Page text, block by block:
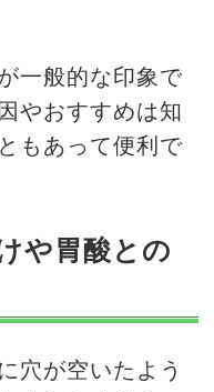
一般的な印象で
やおすすめは知
もあって便利で
や胃酸との
穴が空いたよう